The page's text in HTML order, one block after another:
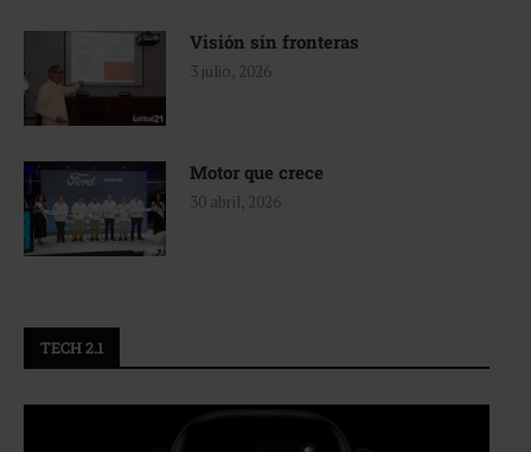
Visión sin fronteras
3 julio, 2026
Motor que crece
30 abril, 2026
TECH 2.1